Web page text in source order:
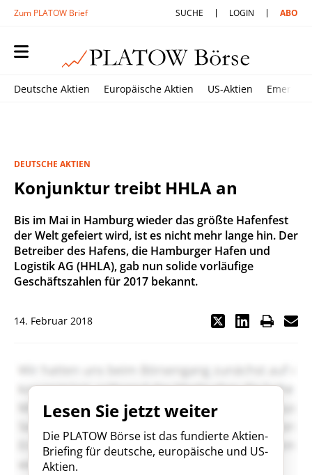
Zum PLATOW Brief SUCHE LOGIN ABO
Deutsche Aktien Europäische Aktien US-Aktien
DEUTSCHE AKTIEN
Konjunktur treibt HHLA an
Bis im Mai in Hamburg wieder das größte Hafenfest
der Welt gefeiert wird, ist es nicht mehr lange hin. Der
Betreiber des Hafens, die Hamburger Hafen und
Logistik AG (HHLA), gab nun solide vorläufige
Geschäftszahlen für 2017 bekannt.
14. Februar 2018
Lesen Sie jetzt weiter
Die PLATOW Börse ist das fundierte Aktien-
Briefing für deutsche, europäische und US-
Aktien.